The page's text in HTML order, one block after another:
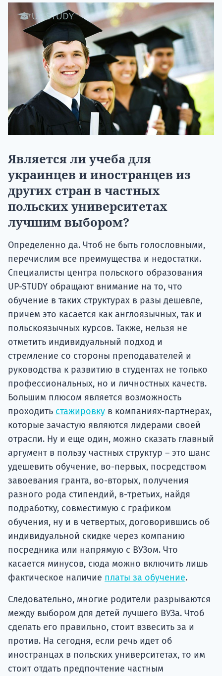
Является ли учеба для
украинцев и иностранцев из
других стран в частных
польских университетах
лучшим выбором?
Определенно да. Чтоб не быть голословными,
перечислим все преимущества и недостатки.
Специалисты центра польского образования
UP-STUDY обращают внимание на то, что
обучение в таких структурах в разы дешевле,
причем это касается как англоязычных, так и
польскоязычных курсов. Также, нельзя не
отметить индивидуальный подход и
стремление со стороны преподавателей и
руководства к развитию в студентах не только
профессиональных, но и личностных качеств.
Большим плюсом является возможность
проходить стажировку в компаниях-партнерах,
которые зачастую являются лидерами своей
отрасли. Ну и еще один, можно сказать главный
аргумент в пользу частных структур – это шанс
удешевить обучение, во-первых, посредством
завоевания гранта, во-вторых, получения
разного рода стипендий, в-третьих, найдя
подработку, совместимую с графиком
обучения, ну и в четвертых, договорившись об
индивидуальной скидке через компанию
посредника или напрямую с ВУЗом. Что
касается минусов, сюда можно включить лишь
фактическое наличие платы за обучение.
Следовательно, многие родители разрываются
между выбором для детей лучшего ВУЗа. Чтоб
сделать его правильно, стоит взвесить за и
против. На сегодня, если речь идет об
иностранцах в польских университетах, то им
стоит отдать предпочтение частным